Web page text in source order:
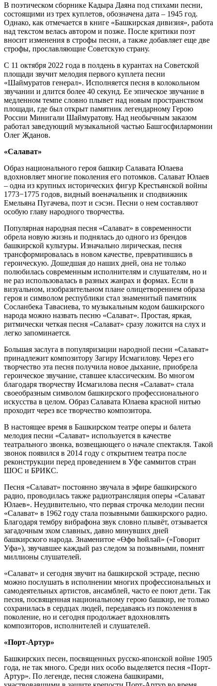
В поэтическом сборнике Кадыра Даяна под стихами песни,
состоящими из трех куплетов, обозначена дата – 1945 год.
Однако, как отмечается в книге «Башкирская дивизия», работа
над текстом велась автором и позже. После критики поэт
вносит изменения в строфы песни, а также добавляет еще две
строфы, прославляющие Советскую страну.
С 11 октября 2022 года в полдень в курантах на Советской
площади звучит мелодия первого куплета песни
«Шаймуратов генерал». Исполняется песня в колокольном
звучании и длится более 40 секунд. Ее эпическое звучание в
медленном темпе словно плывет над новым пространством
площади, где был открыт памятник легендарному Герою
России Минигали Шаймуратову. Над необычным заказом
работал заведующий музыкальной частью Башгосфилармонии
Олег Жданов.
«Салават»
Образ национального героя башкир Салавата Юлаева
вдохновляет многие поколения его потомков. Салават Юлаев
– одна из крупных исторических фигур Крестьянской войны
1773−1775 годов, видный военачальник и сподвижник
Емельяна Пугачева, поэт и сэсэн. Песни о нем составляют
особую главу народного творчества.
Популярная народная песня «Салават» в современности
обрела новую жизнь и поднялась до одного из брендов
башкирской культуры. Изначально лирическая, песня
трансформировалась в новом качестве, превратившись в
героическую. Дошедшая до наших дней, она не только
полюбилась современным исполнителям и слушателям, но и
не раз использовалась в разных жанрах и формах. Если в
визуальном, изобразительном плане олицетворением образа
героя и символом республики стал знаменитый памятник
Сосланбека Тавасиева, то музыкальным кодом башкирского
народа можно назвать песню «Салават». Простая, яркая,
ритмически четкая песня «Салават» сразу ложится на слух и
легко запоминается.
Большая заслуга в популяризации народной песни «Салават»
принадлежит композитору Загиру Исмагилову. Через его
творчество эта песня получила новое дыхание, приобрела
героическое звучание, ставшее классическим. Во многом
благодаря творчеству Исмагилова песня «Салават» стала
своеобразным символом башкирского профессионального
искусства в целом. Образ Салавата Юлаева красной нитью
проходит через все творчество композитора.
В настоящее время в Башкирском театре оперы и балета
мелодия песни «Салават» используется в качестве
театрального звонка, возвещающего о начале спектакля. Такой
звонок появился в 2014 году с открытием театра после
реконструкции перед проведением в Уфе саммитов стран
ШОС и БРИКС.
Песня «Салават» постоянно звучала в эфире башкирского
радио, проводилась также радиотрансляция оперы «Салават
Юлаев». Неудивительно, что первая строчка мелодии песни
«Салават» в 1962 году стала позывными башкирского радио.
Благодаря тембру вибрафона звук словно плывёт, отзывается
загадочным эхом славных, давно минувших дней
башкирского народа. Знаменитое «Өфө һөйләй» («Говорит
Уфа»), звучавшее каждый раз следом за позывными, помнят
миллионы слушателей.
«Салават» и сегодня звучит на башкирской эстраде, песню
можно послушать в исполнении многих профессиональных и
самодеятельных артистов, ансамблей, часто ее поют дети. Так
песня, посвященная национальному герою башкир, не только
сохранилась в сердцах людей, передаваясь из поколения в
поколение, но и сегодня продолжает вдохновлять
композиторов, исполнителей и слушателей.
«Порт-Артур»
Башкирских песен, посвященных русско-японской войне 1905
года, не так много. Среди них особо выделяется песня «Порт-
Артур». По легенде, песня сложена башкирами,